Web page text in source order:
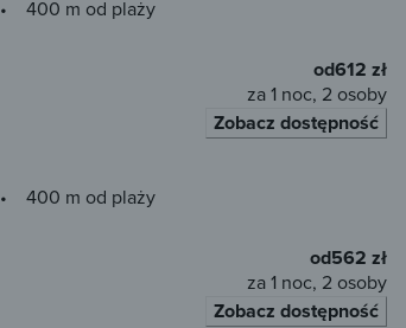
400 m od plaży
od612 zł
za 1 noc, 2 osoby
Zobacz dostępność
400 m od plaży
od562 zł
za 1 noc, 2 osoby
Zobacz dostępność